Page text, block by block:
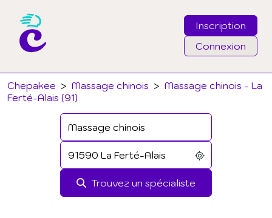
Inscription
Connexion
Chepakee > Massage chinois > Massage chinois - La
Ferté-Alais (91)
Trouvez un spécialiste
Email
Mot de passe
J'ai oublié mon mot de passe
Connexion